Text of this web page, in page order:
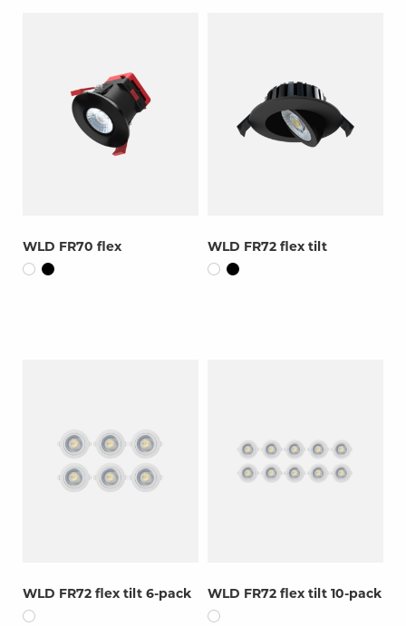
WLD FR70 flex WLD FR72 flex tilt
WLD FR72 flex tilt 6-pack WLD FR72 flex tilt 10-pack